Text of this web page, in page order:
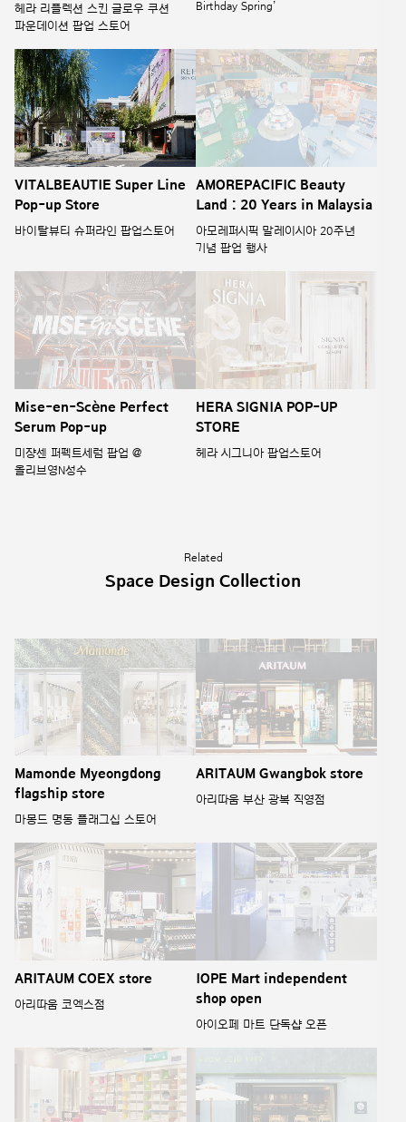
헤라 리플렉션 스킨 글로우 쿠션
파운데이션 팝업 스토어
Birthday Spring’
VITALBEAUTIE Super Line
Pop-up Store
바이탈뷰티 슈퍼라인 팝업스토어
AMOREPACIFIC Beauty
Land : 20 Years in Malaysia
아모레퍼시픽 말레이시아 20주년
기념 팝업 행사
Mise-en-Scène Perfect
Serum Pop-up
미쟝센 퍼펙트세럼 팝업 @
올리브영N성수
HERA SIGNIA POP-UP
STORE
헤라 시그니아 팝업스토어
Related
Space Design Collection
Mamonde Myeongdong
flagship store
마몽드 명동 플래그십 스토어
ARITAUM Gwangbok store
아리따움 부산 광복 직영점
ARITAUM COEX store
아리따움 코엑스점
IOPE Mart independent
shop open
아이오페 마트 단독샵 오픈